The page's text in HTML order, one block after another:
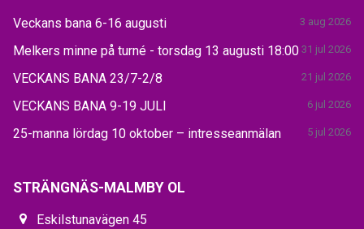
Veckans bana 6-16 augusti 3 aug 2026
Melkers minne på turné - torsdag 13 augusti 18:00 31 jul 2026
VECKANS BANA 23/7-2/8 21 jul 2026
VECKANS BANA 9-19 JULI 6 jul 2026
25-manna lördag 10 oktober – intresseanmälan 5 jul 2026
STRÄNGNÄS-MALMBY OL
Eskilstunavägen 45